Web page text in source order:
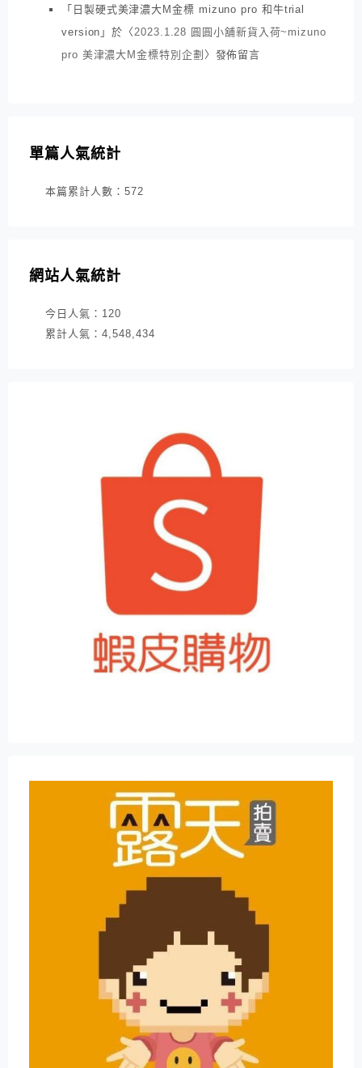
「 日製硬式美津濃大M金標 mizuno pro 和牛trial
version 」於〈2023.1.28 圓圓小舖新貨入荷~mizuno
pro 美津濃大M金標特別企劃 〉發佈留言
單篇人氣統計
本篇累計人數： 572
網站人氣統計
今日人氣： 120
累計人氣： 4,548,434